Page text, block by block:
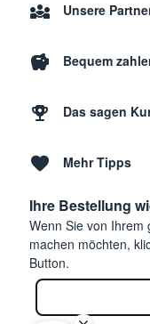
Unsere
Bequem
Das sagen
Mehr Tipps
Ihre Bestellung
Wenn Sie von Ihrem
machen möchten,
Button.